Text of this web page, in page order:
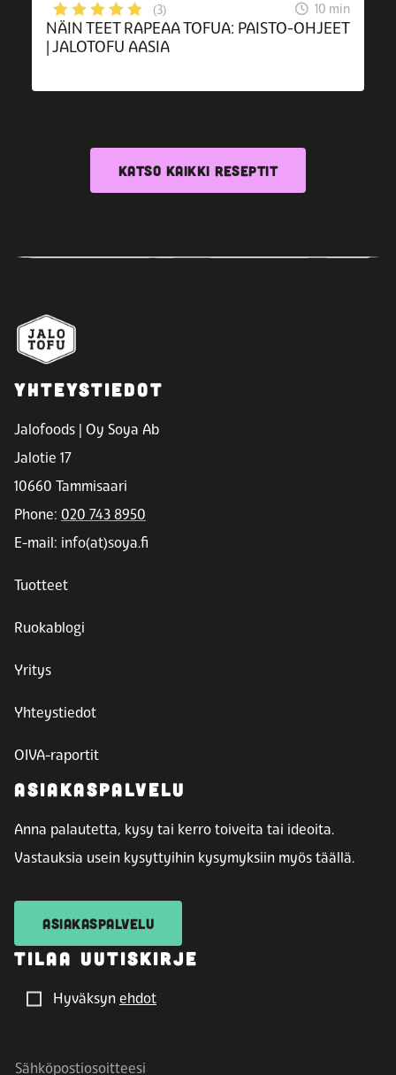
(3) 10 min
NÄIN TEET RAPEAA TOFUA: PAISTO-OHJEET
| JALOTOFU AASIA
KATSO KAIKKI RESEPTIT
YHTEYSTIEDOT
Jalofoods | Oy Soya Ab
Jalotie 17
10660 Tammisaari
Phone: 020 743 8950
E-mail: info(at)soya.fi
Tuotteet
Ruokablogi
Yritys
Yhteystiedot
OIVA-raportit
ASIAKASPALVELU
Anna palautetta, kysy tai kerro toiveita tai ideoita.
Vastauksia usein kysyttyihin kysymyksiin myös täällä.
ASIAKASPALVELU
TILAA UUTISKIRJE
Hyväksyn ehdot